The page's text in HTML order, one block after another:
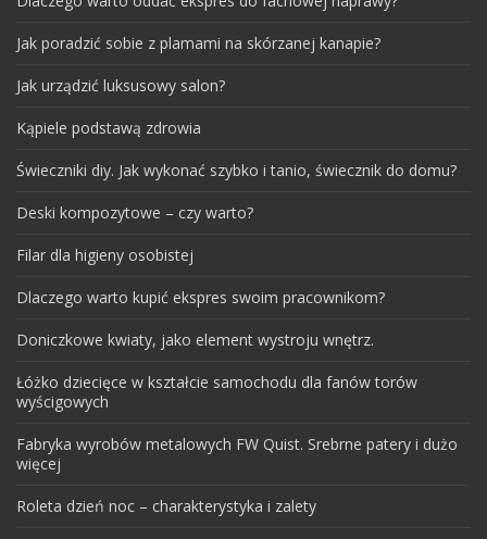
Jak poradzić sobie z plamami na skórzanej kanapie?
Jak urządzić luksusowy salon?
Kąpiele podstawą zdrowia
Świeczniki diy. Jak wykonać szybko i tanio, świecznik do domu?
Deski kompozytowe – czy warto?
Filar dla higieny osobistej
Dlaczego warto kupić ekspres swoim pracownikom?
Doniczkowe kwiaty, jako element wystroju wnętrz.
Łóżko dziecięce w kształcie samochodu dla fanów torów
wyścigowych
Fabryka wyrobów metalowych FW Quist. Srebrne patery i dużo
więcej
Roleta dzień noc – charakterystyka i zalety